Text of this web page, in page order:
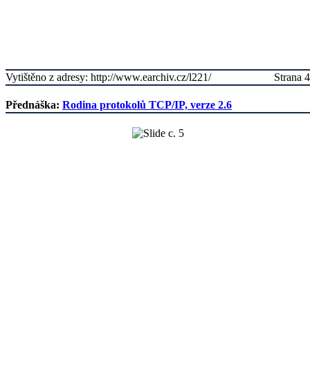
Strana 4
Vytištěno z adresy: http://www.earchiv.cz/l221/
Přednáška: Rodina protokolů TCP/IP, verze 2.6